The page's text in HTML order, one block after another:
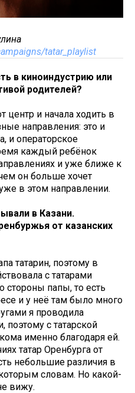
tatar_playlist
в киноиндустрию или
родителей?
центр и начала ходить в
направления: это и
и операторское
каждый ребёнок
и уже ближе к
он больше хочет
в этом направлении.
в Казани.
от казанских
татарин, поэтому в
с татарами
стороны папы, то есть
и у неё там было много
я проводила
поэтому с татарской
именно благодаря ей.
татар Оренбурга от
небольшие различия в
словам. Но какой-
вижу.